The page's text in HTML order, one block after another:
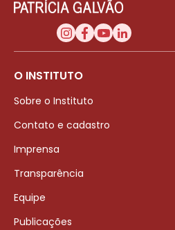
O INSTITUTO
Sobre o Instituto
Contato e cadastro
Imprensa
Transparência
Equipe
Publicações